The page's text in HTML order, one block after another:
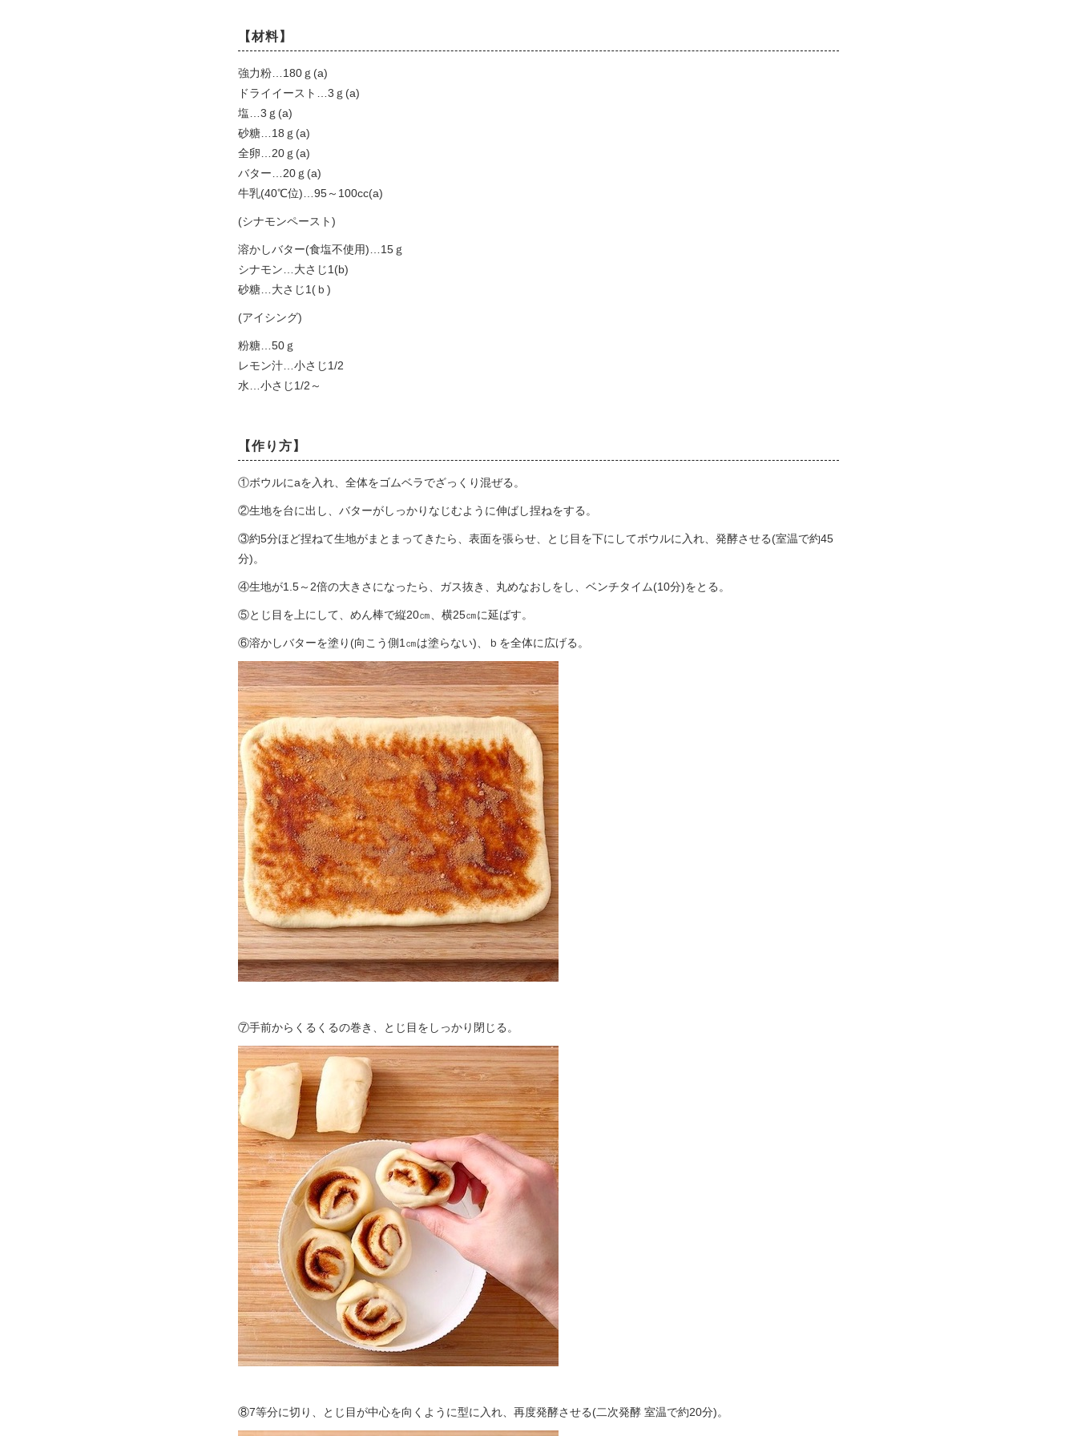
【材料】
強力粉…180ｇ(a)
ドライイースト…3ｇ(a)
塩…3ｇ(a)
砂糖…18ｇ(a)
全卵…20ｇ(a)
バター…20ｇ(a)
牛乳(40℃位)…95～100cc(a)
(シナモンペースト)
溶かしバター(食塩不使用)…15ｇ
シナモン…大さじ1(b)
砂糖…大さじ1(ｂ)
(アイシング)
粉糖…50ｇ
レモン汁…小さじ1/2
水…小さじ1/2～
【作り方】
①ボウルにaを入れ、全体をゴムベラでざっくり混ぜる。
②生地を台に出し、バターがしっかりなじむように伸ばし捏ねをする。
③約5分ほど捏ねて生地がまとまってきたら、表面を張らせ、とじ目を下にしてボウルに入れ、発酵させる(室温で約45
分)。
④生地が1.5～2倍の大きさになったら、ガス抜き、丸めなおしをし、ベンチタイム(10分)をとる。
⑤とじ目を上にして、めん棒で縦20㎝、横25㎝に延ばす。
⑥溶かしバターを塗り(向こう側1㎝は塗らない)、ｂを全体に広げる。
⑦手前からくるくるの巻き、とじ目をしっかり閉じる。
⑧7等分に切り、とじ目が中心を向くように型に入れ、再度発酵させる(二次発酵 室温で約20分)。